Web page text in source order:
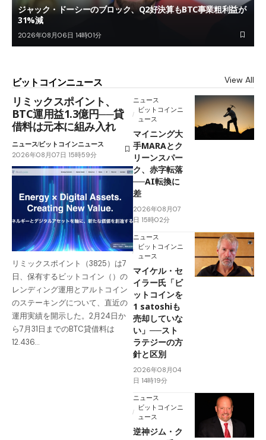
ジャック・ドーシーのブロック、Q2好決算もBTC事業粗利益が
31%減
2026年08月06日 14時01分
ビットコインニュース View All
リミックスポイント、
BTC運用益1.3億円──貸
借料は元本に組み入れ
ニュースビットコインニュース
2026年08月07日 15時59分
リミックスポイント（3825）は7
日、保有するビットコイン（）の
レンディング運用とアルトコイン
のステーキングについて、直近の
運用実績を開示した。2月24日か
ら7月31日までのBTC貸借料は
12.436…
ニュース
ビットコインニ
ュース
マイニング大
手MARAとク
リーンスパー
ク、赤字転落
──AI転換に
差
2026年08月07
日 15時02分
ニュース
ビットコインニ
ュース
マイケル・セ
イラー氏「ビ
ットコインを
1 satoshiも
売却していな
い」──スト
ラテジーの方
針と区別
2026年08月04
日 14時19分
ニュース
ビットコインニ
ュース
逆神ジム・ク